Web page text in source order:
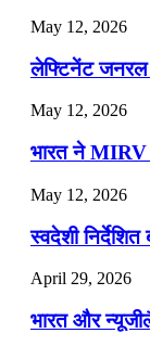
May 12, 2026
लेफ्टिनेंट जनरल
May 12, 2026
भारत ने MIRV
May 12, 2026
स्वदेशी
April 29, 2026
भारत और